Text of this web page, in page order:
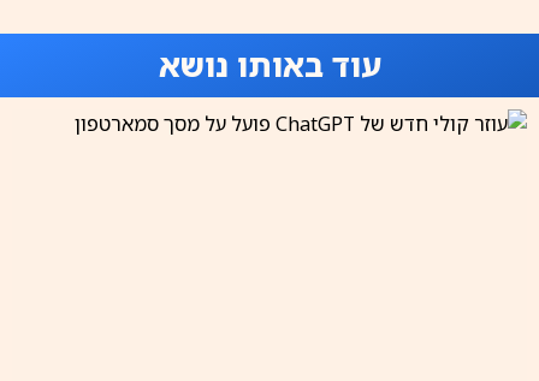
עוד באותו נושא